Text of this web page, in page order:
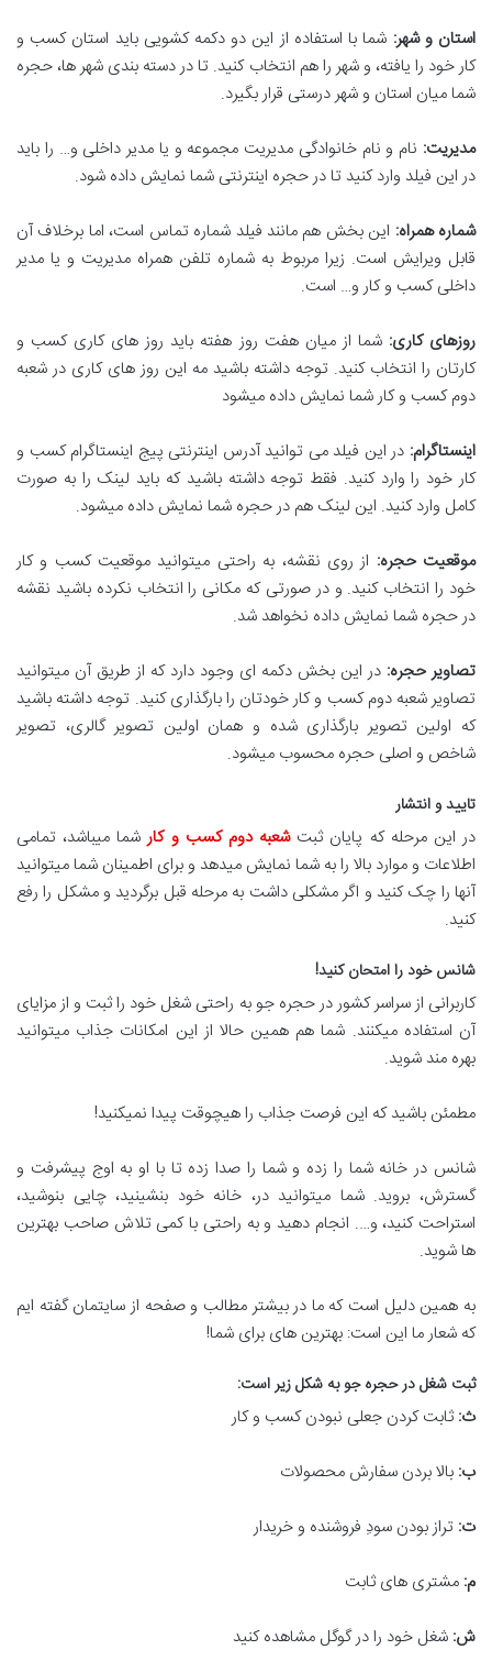
استان و شهر: شما با استفاده از این دو دکمه کشویی باید استان کسب و
کار خود را یافته، و شهر را هم انتخاب کنید. تا در دسته بندی شهر ها، حجره
شما میان استان و شهر درستی قرار بگیرد.
مدیریت: نام و نام خانوادگی مدیریت مجموعه و یا مدیر داخلی و… را باید
در این فیلد وارد کنید تا در حجره اینترنتی شما نمایش داده شود.
شماره همراه: این بخش هم مانند فیلد شماره تماس است، اما برخلاف آن
قابل ویرایش است. زیرا مربوط به شماره تلفن همراه مدیریت و یا مدیر
داخلی کسب و کار و… است.
روزهای کاری: شما از میان هفت روز هفته باید روز های کاری کسب و
کارتان را انتخاب کنید. توجه داشته باشید مه این روز های کاری در شعبه
دوم کسب و کار شما نمایش داده میشود
اینستاگرام: در این فیلد می توانید آدرس اینترنتی پیج اینستاگرام کسب و
کار خود را وارد کنید. فقط توجه داشته باشید که باید لینک را به صورت
کامل وارد کنید. این لینک هم در حجره شما نمایش داده میشود.
موقعیت حجره: از روی نقشه، به راحتی میتوانید موقعیت کسب و کار
خود را انتخاب کنید. و در صورتی که مکانی را انتخاب نکرده باشید نقشه
در حجره شما نمایش داده نخواهد شد.
تصاویر حجره: در این بخش دکمه ای وجود دارد که از طریق آن میتوانید
تصاویر شعبه دوم کسب و کار خودتان را بارگذاری کنید. توجه داشته باشید
که اولین تصویر بارگذاری شده و همان اولین تصویر گالری، تصویر
شاخص و اصلی حجره محسوب میشود.
تایید و انتشار
در این مرحله که پایان ثبتشعبه دوم کسب و کارشما میباشد، تمامی
اطلاعات و موارد بالا را به شما نمایش میدهد و برای اطمینان شما میتوانید
آنها را چک کنید و اگر مشکلی داشت به مرحله قبل برگردید و مشکل را رفع
کنید.
شانس خود را امتحان کنید!
کاربرانی از سراسر کشور در حجره جو به راحتی شغل خود را ثبت و از مزایای
آن استفاده میکنند. شما هم همین حالا از این امکانات جذاب میتوانید
بهره مند شوید.
مطمئن باشید که این فرصت جذاب را هیچوقت پیدا نمیکنید!
شانس در خانه شما را زده و شما را صدا زده تا با او به اوج پیشرفت و
گسترش، بروید. شما میتوانید در، خانه خود بنشینید، چایی بنوشید،
استراحت کنید، و…. انجام دهید و به راحتی با کمی تلاش صاحب بهترین
ها شوید.
به همین دلیل است که ما در بیشتر مطالب و صفحه از سایتمان گفته ایم
که شعار ما این است: بهترین های برای شما!
ثبت شغل در حجره جو به شکل زیر است:
ث:ثابت کردن جعلی نبودن کسب و کار
ب: بالا بردن سفارش محصولات
ت: تراز بودن سودِ فروشنده و خریدار
م: مشتری های ثابت
ش: شغل خود را در گوگل مشاهده کنید